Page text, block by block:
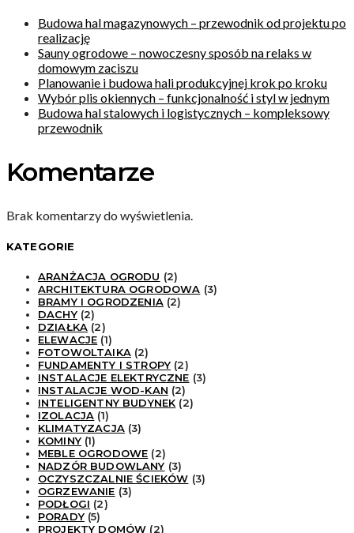
Budowa hal magazynowych – przewodnik od projektu po
realizację
Sauny ogrodowe – nowoczesny sposób na relaks w
domowym zaciszu
Planowanie i budowa hali produkcyjnej krok po kroku
Wybór plis okiennych – funkcjonalność i styl w jednym
Budowa hal stalowych i logistycznych – kompleksowy
przewodnik
Komentarze
Brak komentarzy do wyświetlenia.
KATEGORIE
ARANŻACJA OGRODU (2)
ARCHITEKTURA OGRODOWA (3)
BRAMY I OGRODZENIA(2)
DACHY(2)
DZIAŁKA (2)
ELEWACJE (1)
FOTOWOLTAIKA(2)
FUNDAMENTY I STROPY (2)
INSTALACJE ELEKTRYCZNE (3)
INSTALACJE WOD-KAN (2)
INTELIGENTNY BUDYNEK (2)
IZOLACJA (1)
KLIMATYZACJA(3)
KOMINY(1)
MEBLE OGRODOWE (2)
NADZÓR BUDOWLANY (3)
OCZYSZCZALNIE ŚCIEKÓW (3)
OGRZEWANIE (3)
PODŁOGI (2)
PORADY(5)
PROJEKTY DOMÓW (2)